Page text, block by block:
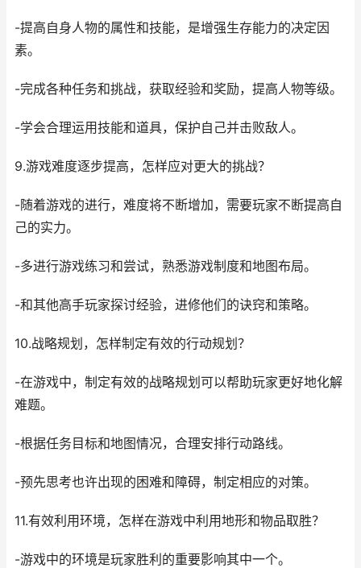
-提高自身人物的属性和技能，是增强生存能力的决定因
素。
-完成各种任务和挑战，获取经验和奖励，提高人物等级。
-学会合理运用技能和道具，保护自己并击败敌人。
9.游戏难度逐步提高，怎样应对更大的挑战？
-随着游戏的进行，难度将不断增加，需要玩家不断提高自
己的实力。
-多进行游戏练习和尝试，熟悉游戏制度和地图布局。
-和其他高手玩家探讨经验，进修他们的诀窍和策略。
10.战略规划，怎样制定有效的行动规划？
-在游戏中，制定有效的战略规划可以帮助玩家更好地化解
难题。
-根据任务目标和地图情况，合理安排行动路线。
-预先思考也许出现的困难和障碍，制定相应的对策。
11.有效利用环境，怎样在游戏中利用地形和物品取胜？
-游戏中的环境是玩家胜利的重要影响其中一个。